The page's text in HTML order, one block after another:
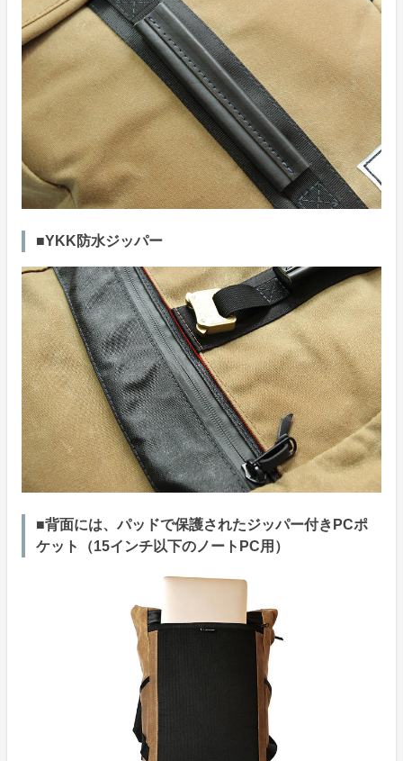
■YKK防水ジッパー
■背面には、パッドで保護されたジッパー付きPCポ
ケット（15インチ以下のノートPC用）